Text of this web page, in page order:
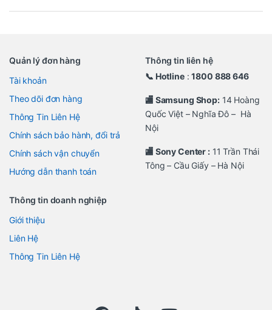
Quản lý đơn hàng
Tài khoản
Theo dõi đơn hàng
Thông Tin Liên Hệ
Chính sách bảo hành, đổi trả
Chính sách vận chuyển
Hướng dẫn thanh toán
Thông tin liên hệ
📞 Hotline:1800 888 646
🏬 Samsung Shop:14 Hoàng
Quốc Việt – Nghĩa Đô – Hà
Nội
🏬 Sony Center :11 Trần Thái
Tông – Cầu Giấy – Hà Nội
Thông tin doanh nghiệp
Giới thiệu
Liên Hệ
Thông Tin Liên Hệ